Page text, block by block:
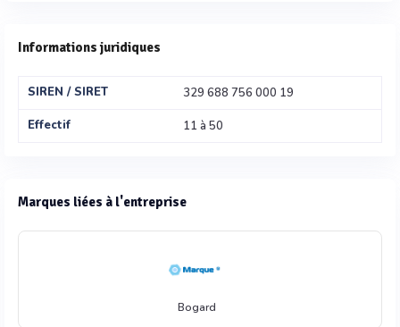
Informations juridiques
SIREN / SIRET
329 688 756 000 19
Effectif
11 à 50
Marques liées à l'entreprise
Bogard